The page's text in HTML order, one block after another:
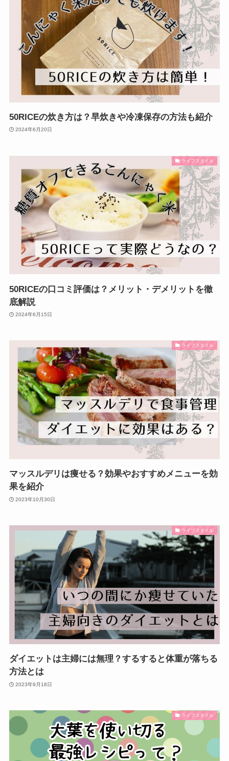
50RICEの炊き方は？早炊きや冷凍保存の方法も紹介
2024年6月20日
ライフスタイル
50RICEの口コミ評価は？メリット・デメリットを徹
底解説
2024年6月15日
ライフスタイル
マッスルデリは痩せる？効果やおすすめメニューを効
果を紹介
2023年10月30日
ライフスタイル
ダイエットは主婦には無理？するすると体重が落ちる
方法とは
2023年9月18日
ライフスタイル